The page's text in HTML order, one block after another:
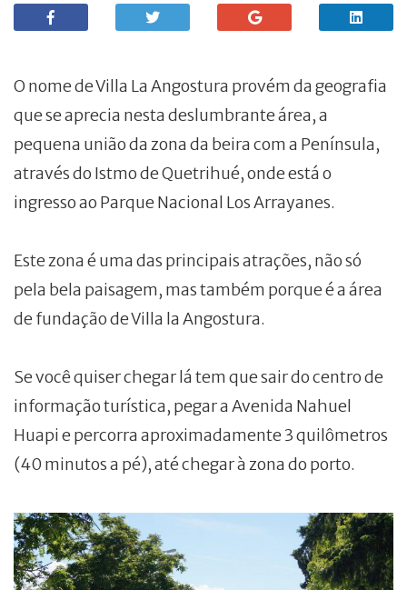
O nome de Villa La Angostura provém da geografia
que se aprecia nesta deslumbrante área, a
pequena união da zona da beira com a Península,
através do Istmo de Quetrihué, onde está o
ingresso ao Parque Nacional Los Arrayanes.
Este zona é uma das principais atrações, não só
pela bela paisagem, mas também porque é a área
de fundação de Villa la Angostura.
Se você quiser chegar lá tem que sair do centro de
informação turística, pegar a Avenida Nahuel
Huapi e percorra aproximadamente 3 quilômetros
(40 minutos a pé), até chegar à zona do porto.